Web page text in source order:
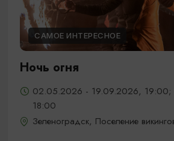
САМОЕ ИНТЕРЕСНОЕ
Ночь огня
02.05.2026 - 19.09.2026, 19:00;
18:00
Зеленоградск, Поселение